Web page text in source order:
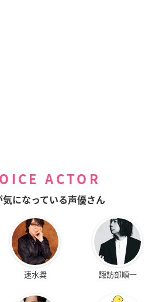
ACTOR
気になっている声優さん
速水奨 諏訪部順一